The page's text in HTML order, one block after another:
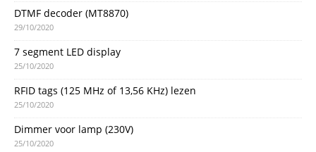
DTMF decoder (MT8870)
29/10/2020
7 segment LED display
25/10/2020
RFID tags (125 MHz of 13,56 KHz) lezen
25/10/2020
Dimmer voor lamp (230V)
25/10/2020